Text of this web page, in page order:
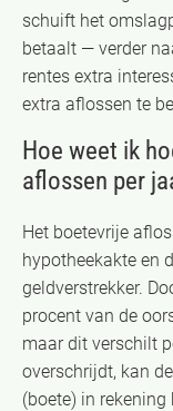
schuift het
betaalt — verder
rentes extra
extra aflossen te
Hoe weet ik
aflossen per
Het boetevrije
hypotheekakte en
geldverstrekker.
procent van de
maar dit verschilt
overschrijdt, kan
(boete) in